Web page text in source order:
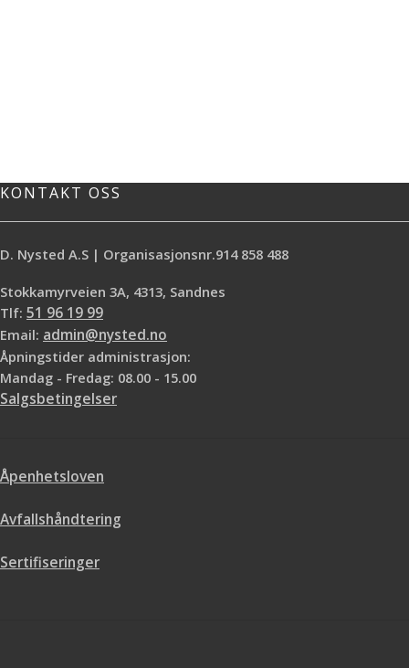
KONTAKT OSS
D. Nysted A.S | Organisasjonsnr.914 858 488
Stokkamyrveien 3A, 4313, Sandnes
Tlf: 51 96 19 99
Email: admin@nysted.no
Åpningstider administrasjon:
Mandag - Fredag: 08.00 - 15.00
Salgsbetingelser
Åpenhetsloven
Avfallshåndtering
Sertifiseringer